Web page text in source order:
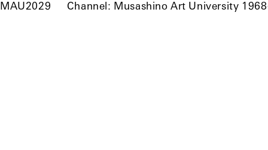
MAU2029 Channel: Musashino Art University 19